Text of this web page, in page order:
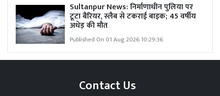
Sultanpur News: निर्माणाधीन पुलिया पर
टूटा बैरियर, स्लैब से टकराई बाइक; 45 वर्षीय
अधेड़ की मौत
Published On 01 Aug 2026 10:29:36
Contact Us